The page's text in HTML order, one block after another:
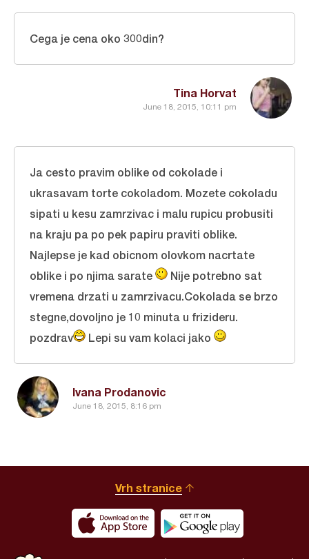
Tina Horvat
June 18, 2015, 10:11 pm
Cega je cena oko 300din?
Ivana Prodanovic
June 18, 2015, 8:16 pm
Ja cesto pravim oblike od cokolade i
ukrasavam torte cokoladom. Mozete cokoladu
sipati u kesu zamrzivac i malu rupicu probusiti
na kraju pa po pek papiru praviti oblike.
Najlepse je kad obicnom olovkom nacrtate
oblike i po njima sarate
Nije potrebno sat
vremena drzati u zamrzivacu.Cokolada se brzo
stegne,dovoljno je 10 minuta u frizideru.
pozdrav
Lepi su vam kolaci jako
Vrh stranice